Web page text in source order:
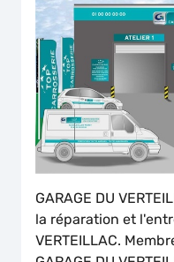
GARAGE DU
la réparation et
VERTEILLAC.